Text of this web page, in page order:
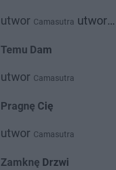
utwor Camasutra utwor
Temu Dam
utwor Camasutra
Pragnę Cię
utwor Camasutra
Zamknę Drzwi